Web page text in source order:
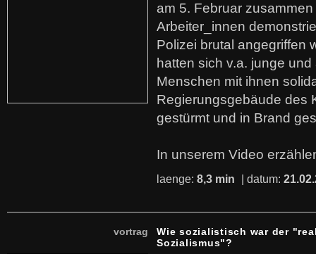
am 5. Februar
Arbeiter_innen
Polizei brutal angegriffen
hatten sich v.a. junge
Menschen mit ihnen
Regierungsgebäude des
gestürmt und in Brand
In unserem Video
laenge: 8,3 min | datum:
vortrag
Wie sozialistisch war der
Sozialismus"?